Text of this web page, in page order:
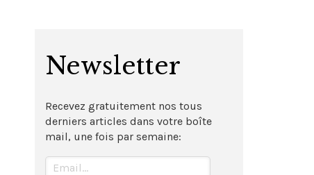
Newsletter
Recevez gratuitement nos tous
derniers articles dans votre boîte
mail, une fois par semaine: